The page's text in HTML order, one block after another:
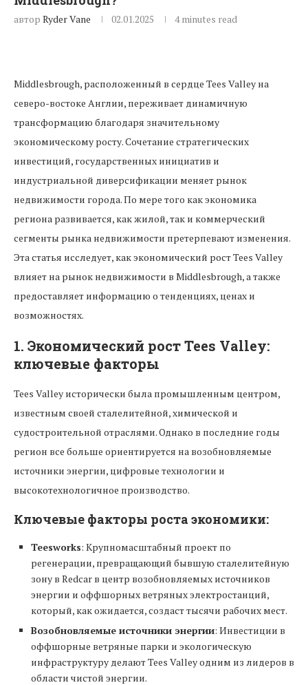
автор Ryder Vane 02.01.2025 4 minutes read
Middlesbrough, расположенный в сердце Tees Valley на
северо-востоке Англии, переживает динамичную
трансформацию благодаря значительному
экономическому росту. Сочетание стратегических
инвестиций, государственных инициатив и
индустриальной диверсификации меняет рынок
недвижимости города. По мере того как экономика
региона развивается, как жилой, так и коммерческий
сегменты рынка недвижимости претерпевают изменения.
Эта статья исследует, как экономический рост Tees Valley
влияет на рынок недвижимости в Middlesbrough, а также
предоставляет информацию о тенденциях, ценах и
возможностях.
1. Экономический рост Tees Valley:
ключевые факторы
Tees Valley исторически была промышленным центром,
известным своей сталелитейной, химической и
судостроительной отраслями. Однако в последние годы
регион все больше ориентируется на возобновляемые
источники энергии, цифровые технологии и
высокотехнологичное производство.
Ключевые факторы роста экономики:
Teesworks: Крупномасштабный проект по
регенерации, превращающий бывшую сталелитейную
зону в Redcar в центр возобновляемых источников
энергии и оффшорных ветряных электростанций,
который, как ожидается, создаст тысячи рабочих мест.
Возобновляемые источники энергии: Инвестиции в
оффшорные ветряные парки и экологическую
инфраструктуру делают Tees Valley одним из лидеров в
области чистой энергии.